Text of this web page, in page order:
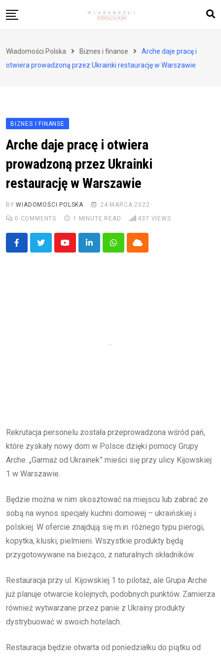
to
Zdrowie i styl życia
Wiadomości Polska Biznes i finanse
Arche daje pracę i
otwiera prowadzoną przez Ukrainki restaurację w Warszawie
BIZNES I FINANSE
Arche daje pracę i otwiera
prowadzoną przez Ukrainki
restaurację w Warszawie
BYWIADOMOŚCI POLSKA
24 MARCA 2022
0 COMMENTS 1 MINUTE READ 437 VIEWS
YoutubeLinkedInWhatsappCloud
Rekrutacja personelu została przeprowadzona wśród pań,
które zyskały nowy dom w Polsce dzięki pomocy Grupy
Arche. „Garmaż od Ukrainek” mieści się przy ulicy Kijowskiej
1 w Warszawie.
Będzie można w nim skosztować na miejscu lub zabrać ze
sobą na wynos specjały kuchni domowej – ukraińskiej i
polskiej. W ofercie znajdują się m.in. różnego typu pierogi,
kopytka, kluski, pielmieni. Wszystkie produkty będą
przygotowywane na bieżąco, z naturalnych składników.
Restauracja przy ul. Kijowskiej 1 to pilotaż, ale Grupa Arche
już planuje otwarcie kolejnych, podobnych punktów. Zamierza
również wytwarzane przez panie z Ukrainy produkty
dystrybuować w swoich hotelach.
Restauracja będzie otwarta od poniedziałku do piątku od